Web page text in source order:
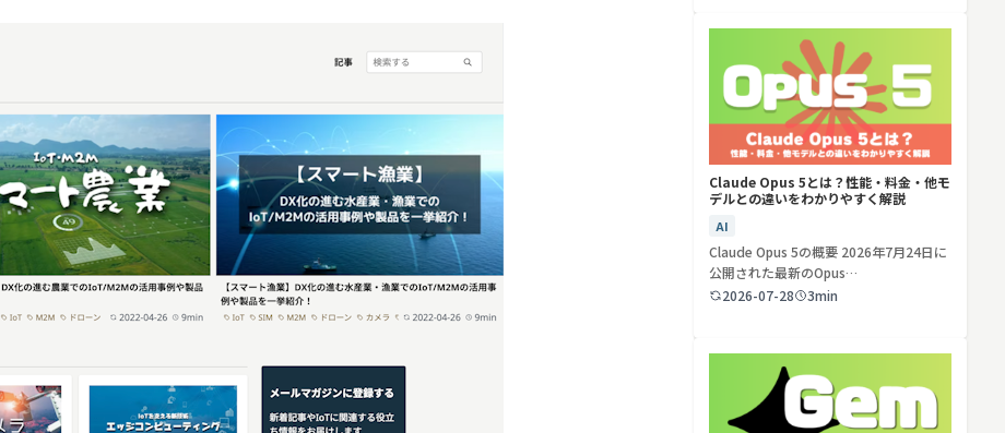
Claude Opus 5とは？性能・料金・他モ
デルとの違いをわかりやすく解説
AI
Claude Opus 5の概要 2026年7月24日に
公開された最新のOpus…
2026-07-28
3min